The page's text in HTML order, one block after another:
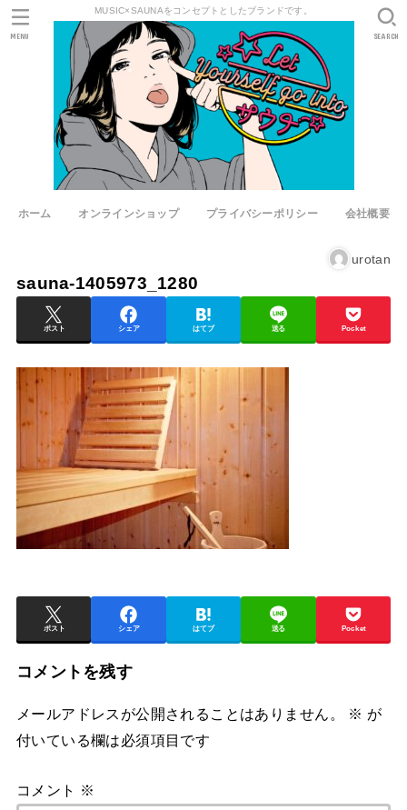
MUSIC×SAUNAをコンセプトとしたブランドです。
ホーム オンラインショップ プライバシーポリシー 会社概要
SEARCH
MENU
urotan
sauna-1405973_1280
ポスト シェア はてブ 送る Pocket
ポスト シェア はてブ 送る Pocket
コメントを残す
メールアドレスが公開されることはありません。 ※ が
付いている欄は必須項目です
コメント ※